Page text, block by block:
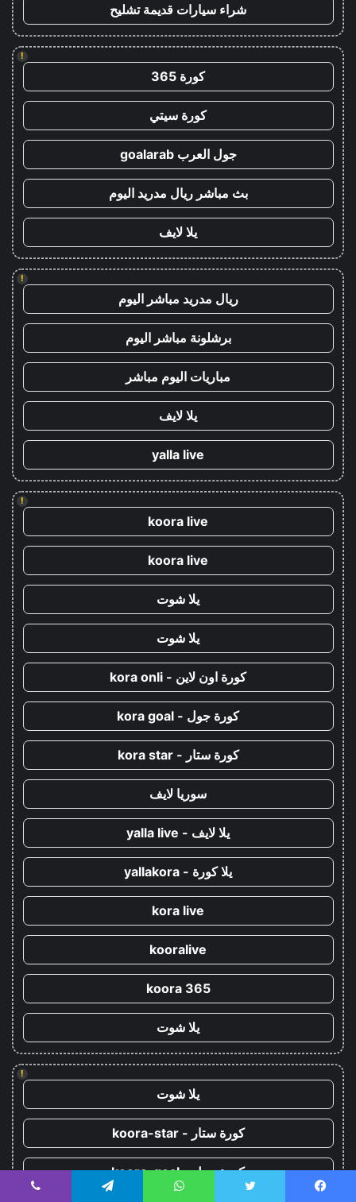
شراء سيارات قديمة تشليح
!
كورة 365
كورة سيتي
جول العرب goalarab
بث مباشر ريال مدريد اليوم
يلا لايف
!
ريال مدريد مباشر اليوم
برشلونة مباشر اليوم
مباريات اليوم مباشر
يلا لايف
yalla live
!
koora live
koora live
يلا شوت
يلا شوت
كورة اون لاين - kora onli
كورة جول - kora goal
كورة ستار - kora star
سوريا لايف
يلا لايف - yalla live
يلا كورة - yallakora
kora live
kooralive
koora 365
يلا شوت
!
يلا شوت
كورة ستار - koora-star
كورة جول - koora-goal